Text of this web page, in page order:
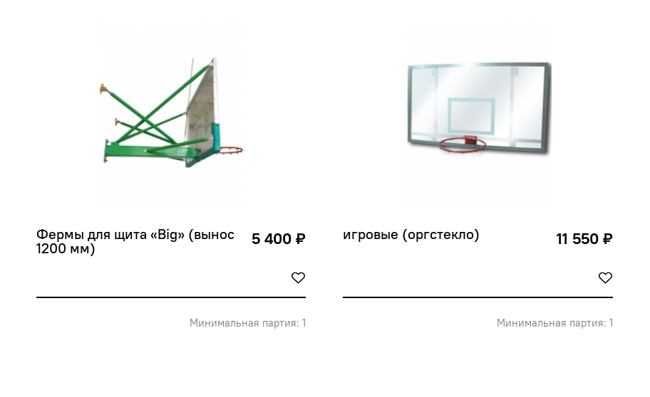
Фермы для щита «Big» (вынос
1200 мм)
5 400 ₽
Минимальная партия: 1
игровые (оргстекло) 11 550 ₽
Минимальная партия: 1